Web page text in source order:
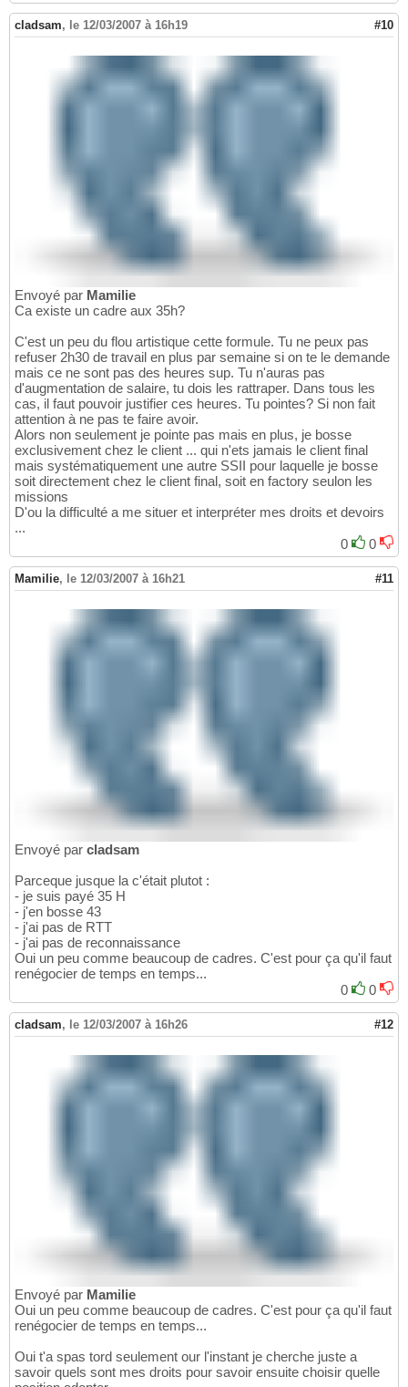
cladsam, le 12/03/2007 à 16h19 #10
Envoyé par Mamilie
Ca existe un cadre aux 35h?
C'est un peu du flou artistique cette formule. Tu ne peux pas
refuser 2h30 de travail en plus par semaine si on te le demande
mais ce ne sont pas des heures sup. Tu n'auras pas
d'augmentation de salaire, tu dois les rattraper. Dans tous les
cas, il faut pouvoir justifier ces heures. Tu pointes? Si non fait
attention à ne pas te faire avoir.
Alors non seulement je pointe pas mais en plus, je bosse
exclusivement chez le client ... qui n'ets jamais le client final
mais systématiquement une autre SSII pour laquelle je bosse
soit directement chez le client final, soit en factory seulon les
missions
D'ou la difficulté a me situer et interpréter mes droits et devoirs
...
0
0
Mamilie, le 12/03/2007 à 16h21 #11
Envoyé par cladsam
Parceque jusque la c'était plutot :
- je suis payé 35 H
- j'en bosse 43
- j'ai pas de RTT
- j'ai pas de reconnaissance
Oui un peu comme beaucoup de cadres. C'est pour ça qu'il faut
renégocier de temps en temps...
0
0
cladsam, le 12/03/2007 à 16h26 #12
Envoyé par Mamilie
Oui un peu comme beaucoup de cadres. C'est pour ça qu'il faut
renégocier de temps en temps...
Oui t'a spas tord seulement our l'instant je cherche juste a
savoir quels sont mes droits pour savoir ensuite choisir quelle